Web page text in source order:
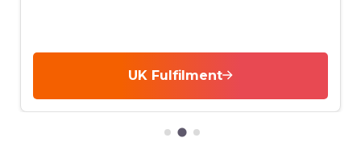
UK Fulfilment